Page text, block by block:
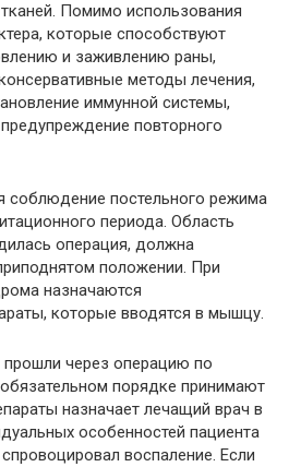
Помимо использования
которые способствуют
и заживлению раны,
методы лечения,
иммунной системы,
повторного
соблюдение постельного режима
периода. Область
операция, должна
положении. При
назначаются
которые вводятся в мышцу.
через операцию по
порядке принимают
назначает лечащий врач в
особенностей пациента
воспаление. Если